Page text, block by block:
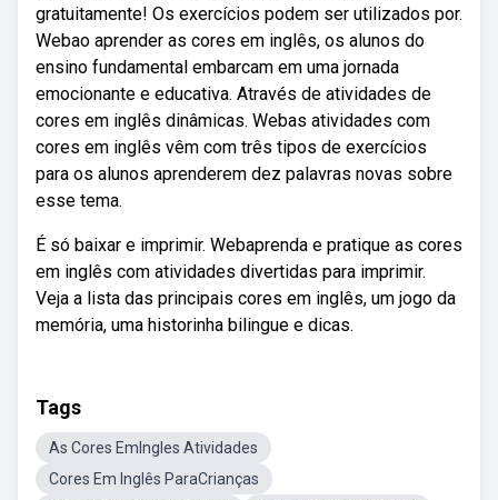
gratuitamente! Os exercícios podem ser utilizados por.
Webao aprender as cores em inglês, os alunos do
ensino fundamental embarcam em uma jornada
emocionante e educativa. Através de atividades de
cores em inglês dinâmicas. Webas atividades com
cores em inglês vêm com três tipos de exercícios
para os alunos aprenderem dez palavras novas sobre
esse tema.
É só baixar e imprimir. Webaprenda e pratique as cores
em inglês com atividades divertidas para imprimir.
Veja a lista das principais cores em inglês, um jogo da
memória, uma historinha bilingue e dicas.
Tags
As Cores EmIngles Atividades
Cores Em Inglês ParaCrianças